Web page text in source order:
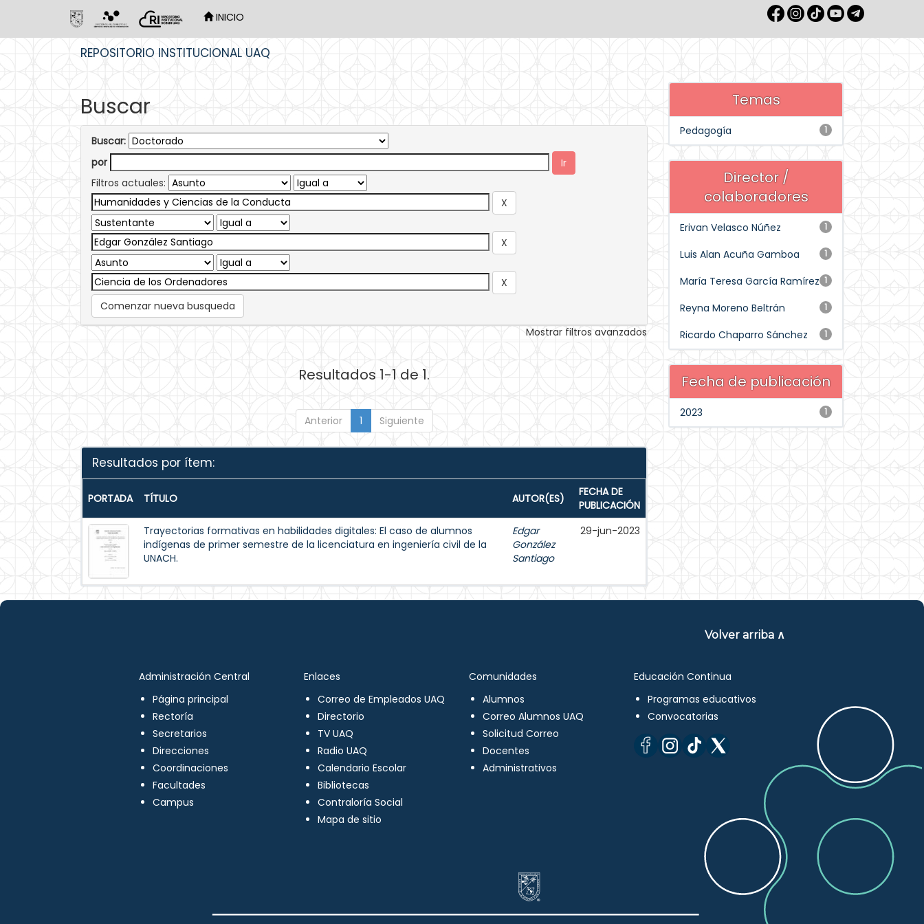
INICIO
REPOSITORIO INSTITUCIONAL UAQ
Buscar
Buscar:
por
Filtros actuales:
Comenzar nueva busqueda
Mostrar filtros avanzados
Resultados 1-1 de 1.
Anterior 1 Siguiente
Resultados por ítem:
PORTADA TÍTULO AUTOR(ES)
FECHA DE
PUBLICACIÓN
Trayectorias formativas en habilidades digitales: El caso de alumnos
indígenas de primer semestre de la licenciatura en ingeniería civil de la
UNACH.
Edgar
González
Santiago
29-jun-2023
Temas
1
Pedagogía
Director /
colaboradores
1
Erivan Velasco Núñez
1
Luis Alan Acuña Gamboa
1
María Teresa García Ramírez
1
Reyna Moreno Beltrán
1
Ricardo Chaparro Sánchez
Fecha de publicación
1
2023
Volver arriba ∧
Administración Central
Página principal
Rectoría
Secretarios
Direcciones
Coordinaciones
Facultades
Campus
Enlaces
Correo de Empleados UAQ
Directorio
TV UAQ
Radio UAQ
Calendario Escolar
Bibliotecas
Contraloría Social
Mapa de sitio
Comunidades
Alumnos
Correo Alumnos UAQ
Solicitud Correo
Docentes
Administrativos
Educación Continua
Programas educativos
Convocatorias